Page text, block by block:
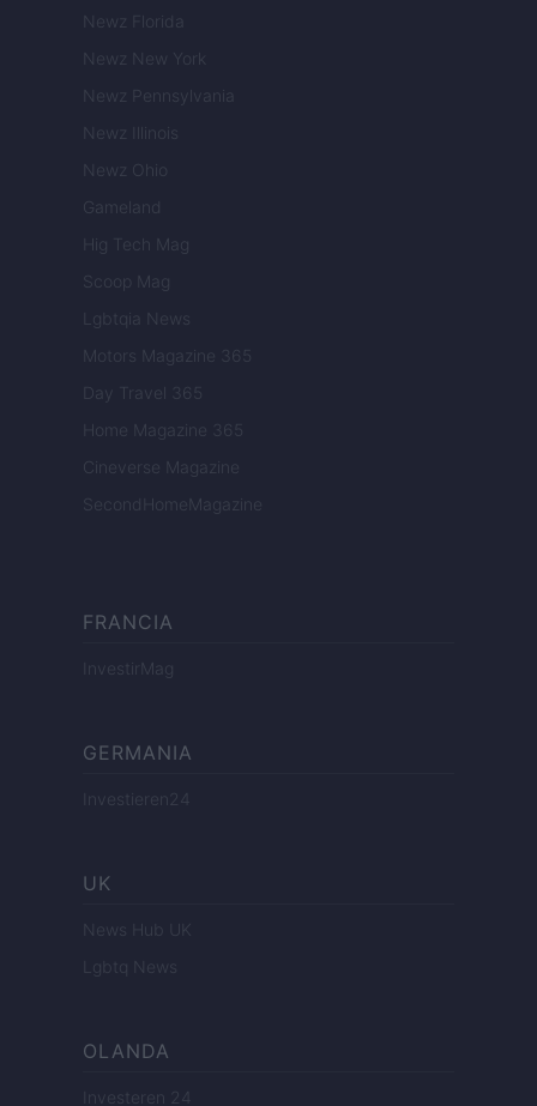
Newz Florida
Newz New York
Newz Pennsylvania
Newz Illinois
Newz Ohio
Gameland
Hig Tech Mag
Scoop Mag
Lgbtqia News
Motors Magazine 365
Day Travel 365
Home Magazine 365
Cineverse Magazine
SecondHomeMagazine
FRANCIA
InvestirMag
GERMANIA
Investieren24
UK
News Hub UK
Lgbtq News
OLANDA
Investeren 24